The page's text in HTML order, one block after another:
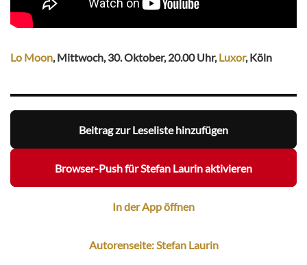
Lo Moon, Mittwoch, 30. Oktober, 20.00 Uhr,Luxor, Köln
Beitrag zur Leseliste hinzufügen
Browser-Push für Stefan Laurin aktivieren
In der App öffnen
Autorenseite: Stefan Laurin